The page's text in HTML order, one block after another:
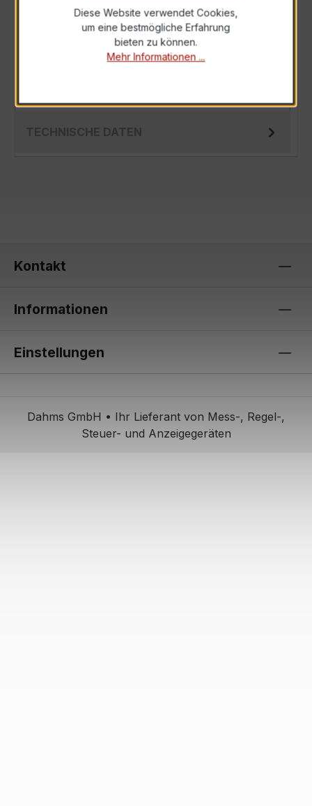
BESCHREIBUNG
Der Hochfrequenz Kabelumbau-Stromwandler
XKBR 42 500/5 A 5 VA Kl. 1 FS5 ist ein
TECHNISCHE DATEN
Kontakt
Informationen
Einstellungen
Dahms GmbH • Ihr Lieferant von Mess-, Regel-,
Steuer- und Anzeigegeräten
Diese Website verwendet Cookies,
um eine bestmögliche Erfahrung
bieten zu können.
Mehr Informationen ...